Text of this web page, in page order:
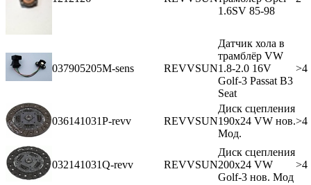
1.6SV 85-98
037905205M-sens REVVSUN
Датчик хола в
трамблёр VW
1.8-2.0 16V
Golf-3 Passat B3
Seat
>4
036141031P-revv REVVSUN
Диск сцепления
190x24 VW нов.
Мод.
>4
032141031Q-revv REVVSUN
Диск сцепления
200x24 VW
Golf-3 нов. Мод
>4